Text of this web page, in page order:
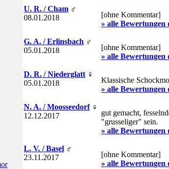
U. R. / Cham ♂
08.01.2018
[ohne Kommentar]
» alle Bewertungen
G. A. / Erlinsbach ♂
05.01.2018
[ohne Kommentar]
» alle Bewertungen
D. R. / Niederglatt ♀
05.01.2018
Klassische
» alle Bewertungen
N. A. / Moosseedorf♀
12.12.2017
gut gemacht,
"grusseliger" sein.
» alle Bewertungen
L. V. / Basel ♂
23.11.2017
[ohne Kommentar]
» alle Bewertungen